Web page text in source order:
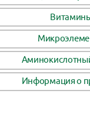
Информация о